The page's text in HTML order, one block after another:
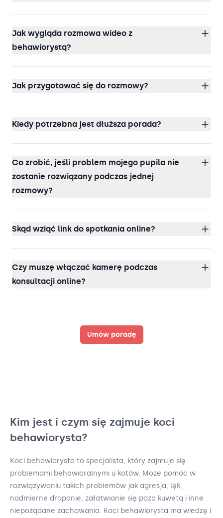
Jak wygląda rozmowa wideo z
behawiorystą?
Jak przygotować się do rozmowy?
Kiedy potrzebna jest dłuższa porada?
Co zrobić, jeśli problem mojego pupila nie
zostanie rozwiązany podczas jednej
rozmowy?
Skąd wziąć link do spotkania online?
Czy muszę włączać kamerę podczas
konsultacji online?
Umów poradę
Kim jest i czym się zajmuje koci
behawiorysta?
Koci behawiorysta to specjalista, który zajmuje się
problemami behawioralnymi u kotów. Może pomóc w
rozwiązywaniu takich problemów jak agresja, lęk,
nadmierne drapanie, załatwianie się poza kuwetą i inne
niepożądane zachowania. Koci behawiorysta ma wiedzę i